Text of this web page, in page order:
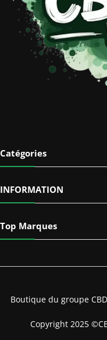
Catégories
INFORMATION
Top Marques
Boutique du groupe
Copyright 2025